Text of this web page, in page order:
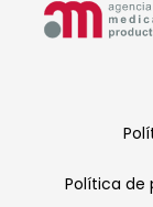
Política de